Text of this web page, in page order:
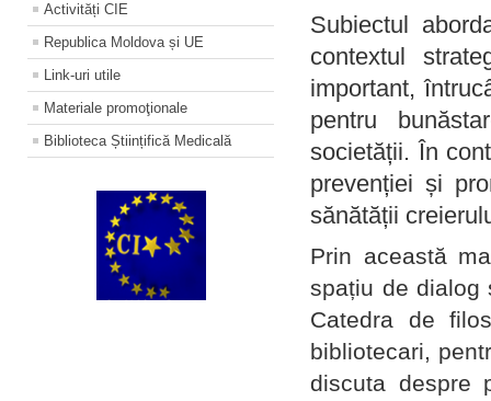
Activități CIE
Republica Moldova și UE
Link-uri utile
Materiale promoţionale
Biblioteca Științifică Medicală
Subiectul
contextul
important,
pentru
societății. În
prevenției și
sănătății
Prin această
spațiu de dialog
Catedra de
bibliotecari,
discuta despre